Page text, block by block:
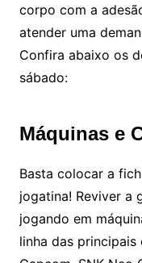
corpo com a
atender uma
Confira abaixo os
sábado:
Máquinas e
Basta colocar a
jogatina! Reviver a
jogando em
linha das